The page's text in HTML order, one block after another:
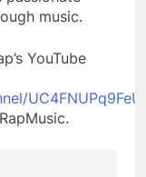
music.
YouTube